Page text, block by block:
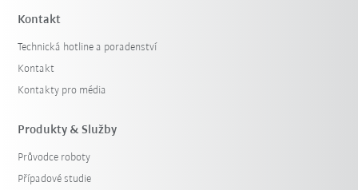
Kontakt
Technická hotline a poradenství
Kontakt
Kontakty pro média
Produkty & Služby
Průvodce roboty
Případové studie